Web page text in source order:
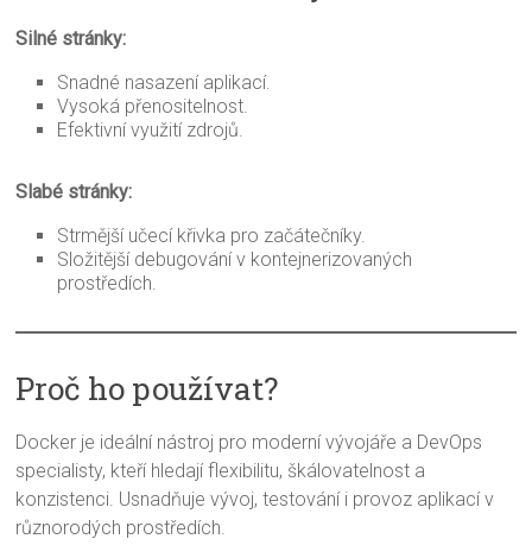
Silné stránky:
Snadné nasazení aplikací.
Vysoká přenositelnost.
Efektivní využití zdrojů.
Slabé stránky:
Strmější učecí křivka pro začátečníky.
Složitější debugování v kontejnerizovaných
prostředích.
Proč ho používat?
Docker je ideální nástroj pro moderní vývojáře a DevOps
specialisty, kteří hledají flexibilitu, škálovatelnost a
konzistenci. Usnadňuje vývoj, testování i provoz aplikací v
různorodých prostředích.